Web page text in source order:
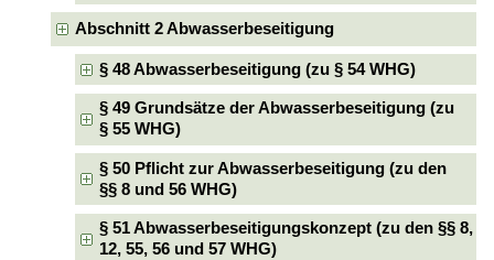
Abschnitt 2 Abwasserbeseitigung
§ 48 Abwasserbeseitigung (zu § 54 WHG)
§ 49 Grundsätze der Abwasserbeseitigung (zu
§ 55 WHG)
§ 50 Pflicht zur Abwasserbeseitigung (zu den
§§ 8 und 56 WHG)
§ 51 Abwasserbeseitigungskonzept (zu den §§ 8,
12, 55, 56 und 57 WHG)